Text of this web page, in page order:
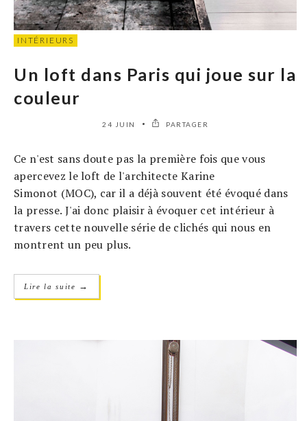
INTÉRIEURS
Un loft dans Paris qui joue sur la
couleur
24 JUIN PARTAGER
Ce n'est sans doute pas la première fois que vous
apercevez le loft de l'architecte Karine
Simonot (MOC), car il a déjà souvent été évoqué dans
la presse. J'ai donc plaisir à évoquer cet intérieur à
travers cette nouvelle série de clichés qui nous en
montrent un peu plus.
Lire la suite →